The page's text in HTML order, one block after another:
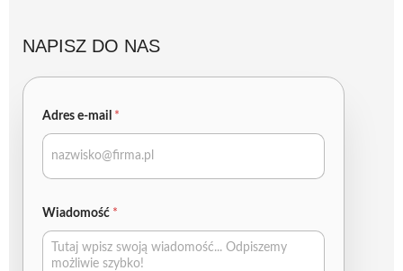
NAPISZ DO NAS
Adres e-mail *
Wiadomość *